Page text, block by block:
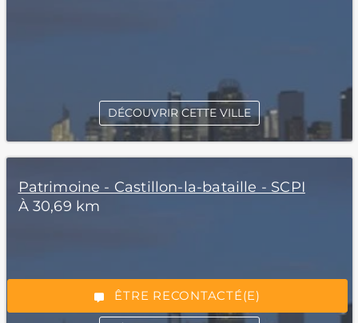
*Champs obligatoires
“Excellent”, 165 avis
ÊTRE RECONTACTÉ(E)
DÉCOUVRIR CETTE VILLE
Patrimoine - Castillon-la-bataille - SCPI
À 30,69 km